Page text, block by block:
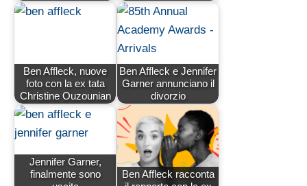
Ben Affleck, nuove
foto con la ex tata
Christine Ouzounian
Ben Affleck e Jennifer
Garner annunciano il
divorzio
Jennifer Garner,
finalmente sono
Ben Affleck racconta